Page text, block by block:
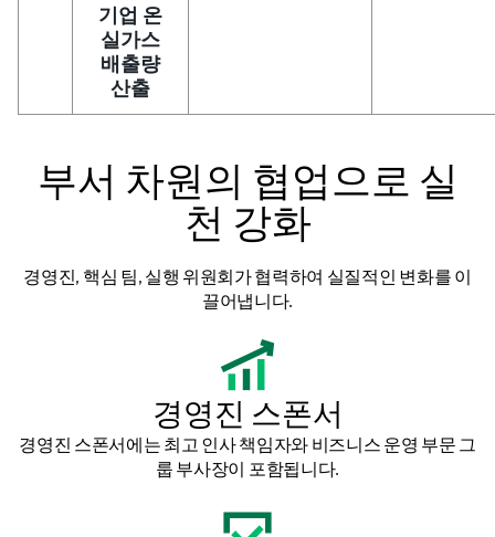
기업 온
실가스
배출량
산출
부서 차원의 협업으로 실
천 강화
경영진, 핵심 팀, 실행 위원회가 협력하여 실질적인 변화를 이
끌어냅니다.
경영진 스폰서
경영진 스폰서에는 최고 인사 책임자와 비즈니스 운영 부문 그
룹 부사장이 포함됩니다.